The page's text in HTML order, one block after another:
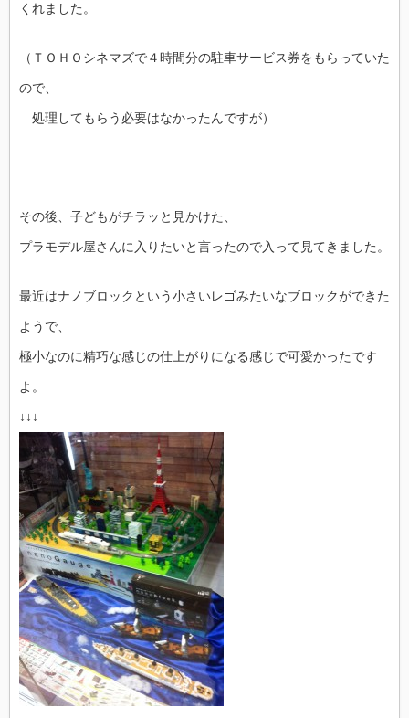
くれました。
（ＴＯＨＯシネマズで４時間分の駐車サービス券をもらっていた
ので、
処理してもらう必要はなかったんですが）
その後、子どもがチラッと見かけた、
プラモデル屋さんに入りたいと言ったので入って見てきました。
最近はナノブロックという小さいレゴみたいなブロックができた
ようで、
極小なのに精巧な感じの仕上がりになる感じで可愛かったです
よ。
↓↓↓